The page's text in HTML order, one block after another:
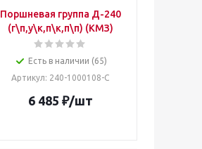
Поршневая группа Д-240
(г\п,у\к,п\к,п\п) (КМЗ)
Есть в наличии (65)
Артикул: 240-1000108-С
6 485 ₽/шт